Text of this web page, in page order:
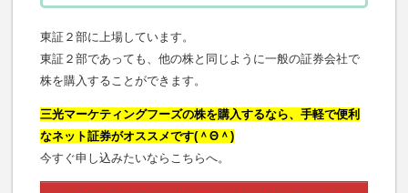
東証２部に上場しています。
東証２部であっても、他の株と同じように一般の証券会社で
株を購入することができます。
三光マーケティングフーズの株を購入するなら、手軽で便利
なネット証券がオススメです(＾Θ＾)
今すぐ申し込みたいならこちらへ。